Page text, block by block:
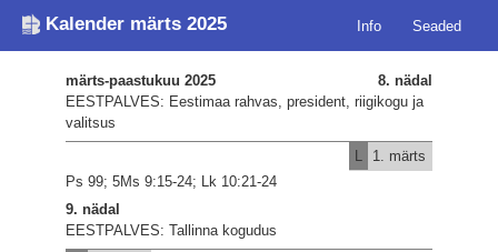
Kalender märts 2025 Info Seaded
8. nädal
märts-paastukuu 2025
EESTPALVES: Eestimaa rahvas, president, riigikogu ja
valitsus
1. märts
Ps 99; 5Ms 9:15-24; Lk 10:21-24
9. nädal
EESTPALVES: Tallinna kogudus